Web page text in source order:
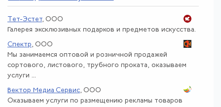
Тет-Эстет, ООО
Галерея эксклюзивных подарков и предметов искусства.
Спектр , ООО
Мы занимаемся оптовой и розничной продажей
сортового, листового, трубного проката, оказываем
услуги ...
Вектор Медиа Сервис, ООО
Оказываем услуги по размещению рекламы товаров